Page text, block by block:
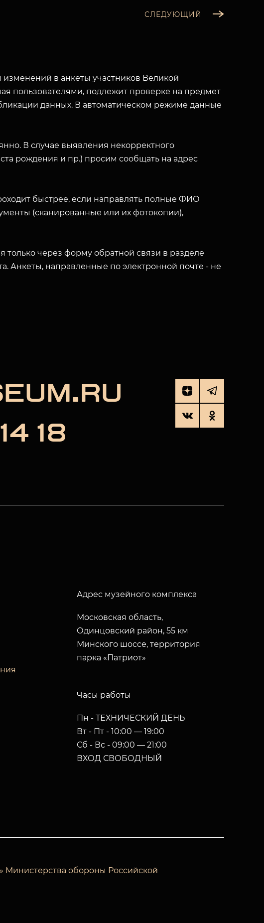
СЛЕДУЮЩИЙ
в анкеты участников Великой
пользователями, подлежит проверке на предмет
данных. В автоматическом режиме данные
В случае выявления некорректного
рождения и пр.) просим сообщать на адрес
быстрее, если направлять полные ФИО
(сканированные или их фотокопии),
через форму обратной связи в разделе
Анкеты, направленные по электронной почте - не
18
Адрес музейного комплекса
Московская область,
Одинцовский район, 55 км
Минского шоссе, территория
парка «Патриот»
Часы работы
Пн - ТЕХНИЧЕСКИЙ ДЕНЬ
Вт - Пт - 10:00 — 19:00
Сб - Вс - 09:00 — 21:00
ВХОД СВОБОДНЫЙ
Министерства обороны Российской